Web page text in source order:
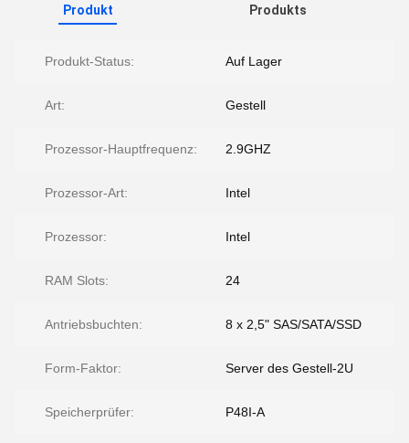
Produkt
Produkts
Produkt-Status: Auf Lager
Art: Gestell
Prozessor-Hauptfrequenz: 2.9GHZ
Prozessor-Art: Intel
Prozessor: Intel
RAM Slots: 24
Antriebsbuchten: 8 x 2,5" SAS/SATA/SSD
Form-Faktor: Server des Gestell-2U
Speicherprüfer: P48I-A